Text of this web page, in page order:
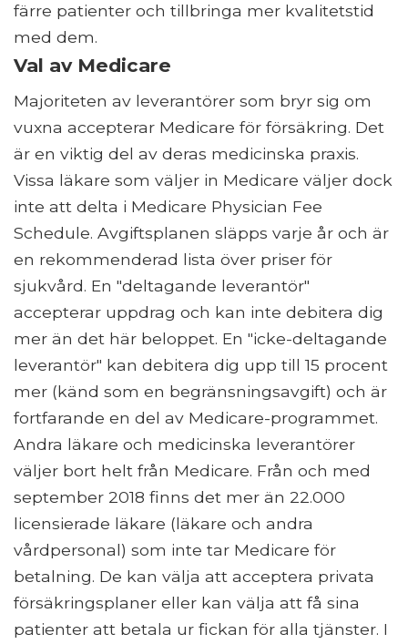
färre patienter och tillbringa mer kvalitetstid
med dem.
Val av Medicare
Majoriteten av leverantörer som bryr sig om
vuxna accepterar Medicare för försäkring. Det
är en viktig del av deras medicinska praxis.
Vissa läkare som väljer in Medicare väljer dock
inte att delta i Medicare Physician Fee
Schedule. Avgiftsplanen släpps varje år och är
en rekommenderad lista över priser för
sjukvård. En "deltagande leverantör"
accepterar uppdrag och kan inte debitera dig
mer än det här beloppet. En "icke-deltagande
leverantör" kan debitera dig upp till 15 procent
mer (känd som en begränsningsavgift) och är
fortfarande en del av Medicare-programmet.
Andra läkare och medicinska leverantörer
väljer bort helt från Medicare. Från och med
september 2018 finns det mer än 22.000
licensierade läkare (läkare och andra
vårdpersonal) som inte tar Medicare för
betalning. De kan välja att acceptera privata
försäkringsplaner eller kan välja att få sina
patienter att betala ur fickan för alla tjänster. I